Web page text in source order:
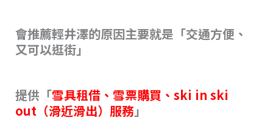
會推薦輕井澤的原因主要就是「交通方便、
又可以逛街」
提供「雪具租借、雪票購買、ski in ski
out（滑近滑出）服務」